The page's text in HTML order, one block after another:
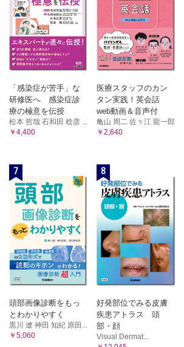
「感染症が苦手」な
研修医へ 感染症診
療の極意を伝授
松本 哲哉 石和田 稔彦 ...
￥4,400
医療スタッフのカン
タン実践！英会話
web動画＆音声付
亀山 周二 佐々江 龍一郎
￥2,640
7
頭部画像診断をもっ
とわかりやすく
黒川 遼 神田 知紀 原田...
￥5,060
8
好発部位でみる皮膚
疾患アトラス 頭
部・顔
Visual Dermat...